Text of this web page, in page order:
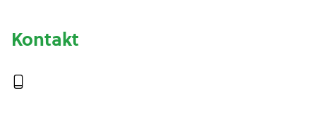
Kontakt